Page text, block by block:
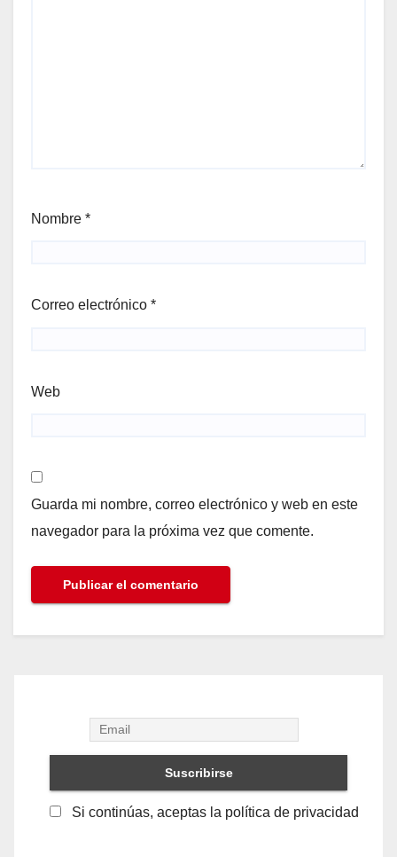
Nombre *
Correo electrónico *
Web
Guarda mi nombre, correo electrónico y web en este
navegador para la próxima vez que comente.
Si continúas, aceptas la política de privacidad